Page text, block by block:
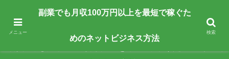
副業で月収100万円以上を最短最速で目指す人向けです。ネットビジネスで稼
メニュー
副業でも月収100万円以上を最短で稼ぐた
めのネットビジネス方法
検索